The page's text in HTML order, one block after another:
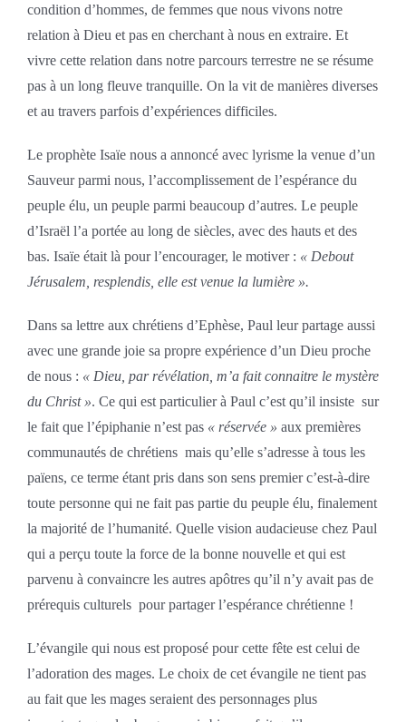
condition d’hommes, de femmes que nous vivons notre
relation à Dieu et pas en cherchant à nous en extraire. Et
vivre cette relation dans notre parcours terrestre ne se résume
pas à un long fleuve tranquille. On la vit de manières diverses
et au travers parfois d’expériences difficiles.
Le prophète Isaïe nous a annoncé avec lyrisme la venue d’un
Sauveur parmi nous, l’accomplissement de l’espérance du
peuple élu, un peuple parmi beaucoup d’autres. Le peuple
d’Israël l’a portée au long de siècles, avec des hauts et des
bas. Isaïe était là pour l’encourager, le motiver : « Debout
Jérusalem, resplendis, elle est venue la lumière ».
Dans sa lettre aux chrétiens d’Ephèse, Paul leur partage aussi
avec une grande joie sa propre expérience d’un Dieu proche
de nous : « Dieu, par révélation, m’a fait connaitre le mystère
du Christ ». Ce qui est particulier à Paul c’est qu’il insiste sur
le fait que l’épiphanie n’est pas « réservée » aux premières
communautés de chrétiens mais qu’elle s’adresse à tous les
païens, ce terme étant pris dans son sens premier c’est-à-dire
toute personne qui ne fait pas partie du peuple élu, finalement
la majorité de l’humanité. Quelle vision audacieuse chez Paul
qui a perçu toute la force de la bonne nouvelle et qui est
parvenu à convaincre les autres apôtres qu’il n’y avait pas de
prérequis culturels pour partager l’espérance chrétienne !
L’évangile qui nous est proposé pour cette fête est celui de
l’adoration des mages. Le choix de cet évangile ne tient pas
au fait que les mages seraient des personnages plus